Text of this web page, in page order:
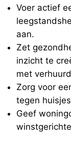
Voer actief
aan.
Zet
inzicht te
met
Zorg voor
tegen
Geef